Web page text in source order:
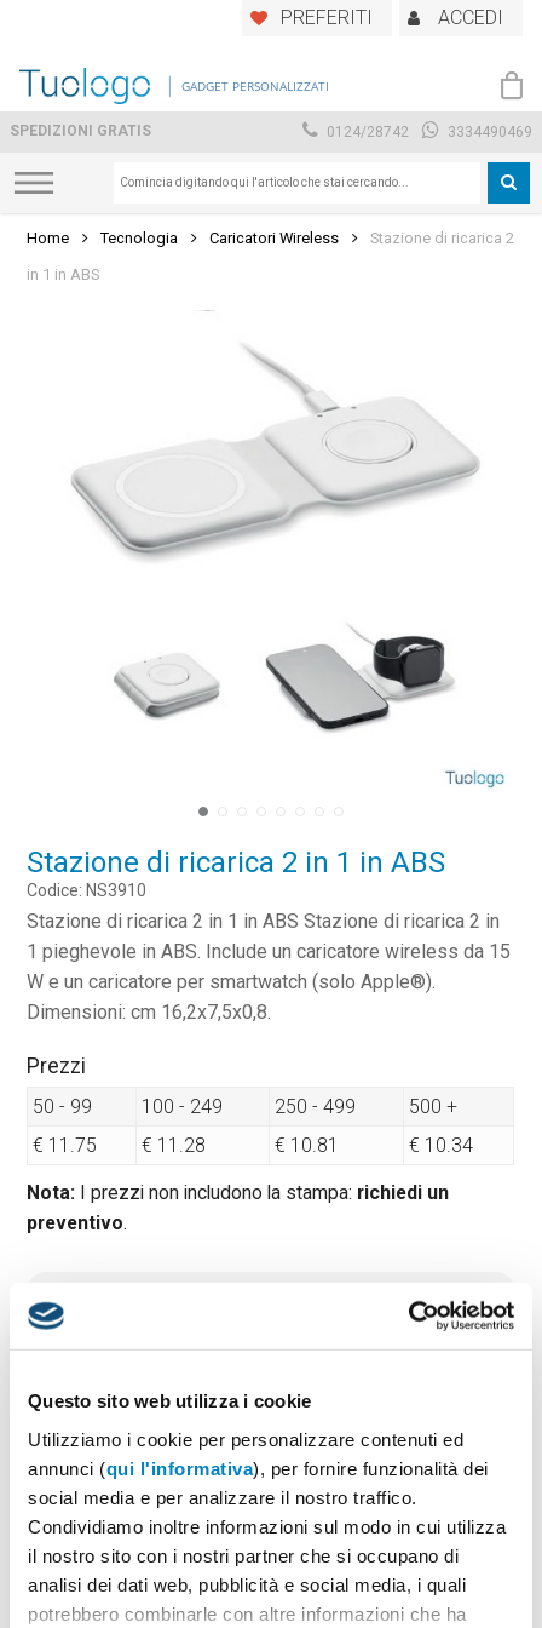
Questo sito web utilizza i cookie
Utilizziamo i cookie per personalizzare contenuti ed
annunci (qui l'informativa), per fornire funzionalità dei
social media e per analizzare il nostro traffico.
Condividiamo inoltre informazioni sul modo in cui utilizza
il nostro sito con i nostri partner che si occupano di
analisi dei dati web, pubblicità e social media, i quali
potrebbero combinarle con altre informazioni che ha
main
PREFERITI ACCEDI
GADGET PERSONALIZZATI
SPEDIZIONI GRATIS 0124/28742 3334490469
Home Tecnologia Caricatori Wireless
Stazione di ricarica 2
in 1 in ABS
Stazione di ricarica 2 in 1 in ABS
Codice: NS3910
Stazione di ricarica 2 in 1 in ABS Stazione di ricarica 2 in
1 pieghevole in ABS. Include un caricatore wireless da 15
W e un caricatore per smartwatch (solo Apple®).
Dimensioni: cm 16,2x7,5x0,8.
Prezzi
50 - 99 100 - 249 250 - 499
500 +
€ 11.75
€ 11.28 € 10.81 € 10.34
Nota: I prezzi non includono la stampa: richiedi un
preventivo.
Quantità minima:
Tempi di consegna standard:
Dimensioni:cm 16,2x7,5x0,8
PREVENTIVO & BOZZA GRATUITA
Potrai indicare successivamente la suddivisione per
taglie e colore